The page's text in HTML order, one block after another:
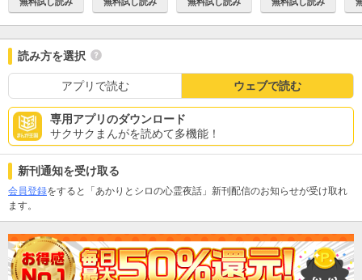
読み方を選択
アプリで読む ウェブで読む
専用アプリのダウンロード
サクサクまんがを読めて多機能！
新刊通知を受け取る
会員登録をすると「あかりとシロの心霊夜話」新刊配信のお知らせが受け取れ
ます。